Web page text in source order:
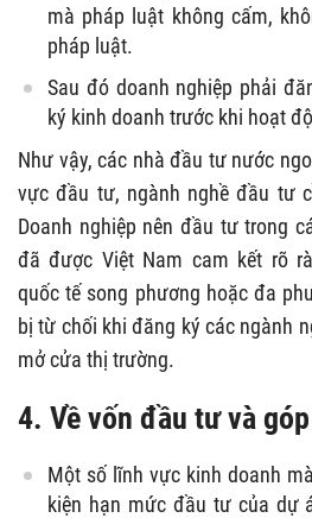
mà pháp luật không cấm,
pháp luật.
Sau đó doanh nghiệp phải
ký kinh doanh trước khi hoạt
Như vậy, các nhà đầu tư nước
vực đầu tư, ngành nghề đầu tư
Doanh nghiệp nên đầu tư trong
đã được Việt Nam cam kết rõ
quốc tế song phương hoặc đa
bị từ chối khi đăng ký các ngành
mở cửa thị trường.
4. Về vốn đầu tư và
Một số lĩnh vực kinh doanh
kiện hạn mức đầu tư của dự